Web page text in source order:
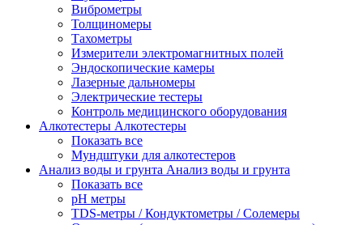
Виброметры
Толщиномеры
Тахометры
Измерители электромагнитных полей
Эндоскопические камеры
Лазерные дальномеры
Электрические тестеры
Контроль медицинского оборудования
Алкотестеры Алкотестеры
Показать все
Мундштуки для алкотестеров
Анализ воды и грунта Анализ воды и грунта
Показать все
pH метры
TDS-метры / Кондуктометры / Солемеры